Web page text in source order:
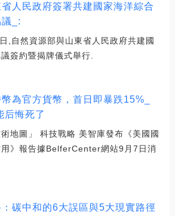
人民政府簽署共建國家海洋綜合
_:
,自然資源部與山東省人民政府共建國
簽約暨揭牌儀式舉行.
為官方貨幣，首日即暴跌15%_
后悔死了
術地圖」 科技戰略 美智庫發布《美國國
》報告據BelferCenter網站9月7日消
：碳中和的6大誤區與5大現實路徑